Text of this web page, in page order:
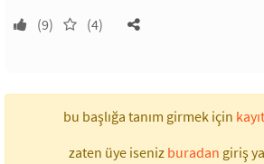
(9) (4)
bu başlığa tanım girmek için kayıt
zaten üye iseniz buradan giriş